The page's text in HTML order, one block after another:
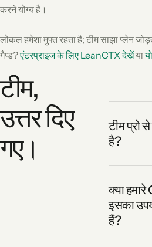
करने योग्य है।
लोकल हमेशा मुफ्त रहता है; टीम साझा प्लेन
गैप्ड?एंटरप्राइज के लिए LeanCTX देखेंया
टीम,
उत्तर दिए
गए।
टीम प्रो
है?
क्या
इसका
हैं?